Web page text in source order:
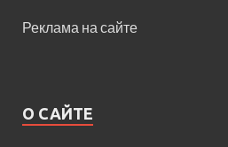
Реклама на сайте
О САЙТЕ